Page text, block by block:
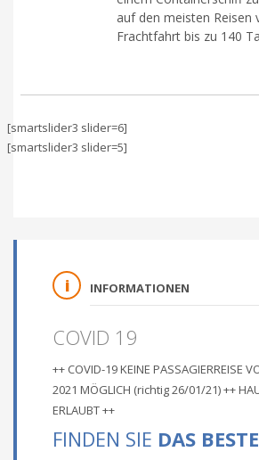
auf den meisten Reisen
Frachtfahrt bis zu 140
[smartslider3 slider=6]
[smartslider3 slider=5]
INFORMATIONEN
COVID 19
++ COVID-19 KEINE PASSAGIERREISE
2021 MÖGLICH (richtig 26/01/21) ++
ERLAUBT ++
FINDEN SIE DAS BESTE